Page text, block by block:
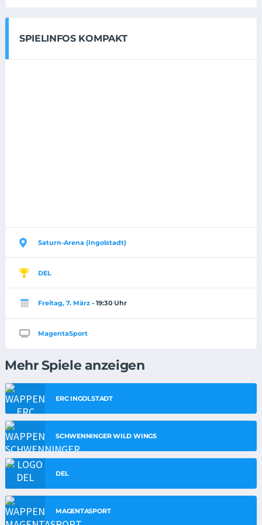
SPIELINFOS KOMPAKT
Saturn-Arena (Ingolstadt)
DEL
Freitag, 7. März - 19:30 Uhr
MagentaSport
Mehr Spiele anzeigen
ERC INGOLSTADT
SCHWENNINGER WILD WINGS
DEL
MAGENTASPORT